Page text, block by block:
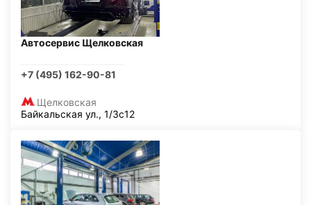
Автосервис Щелковская
+7 (495) 162-90-81
Щелковская
Байкальская ул., 1/3с12